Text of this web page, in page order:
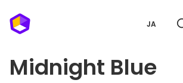
JA
Midnight Blue